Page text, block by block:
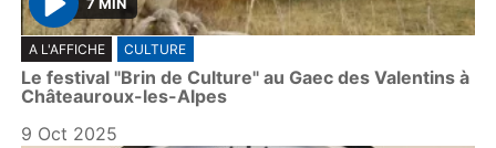
P
l
a
y
7 MIN
A L'AFFICHE CULTURE
Le festival "Brin de Culture" au Gaec des Valentins à
Châteauroux-les-Alpes
9 Oct 2025